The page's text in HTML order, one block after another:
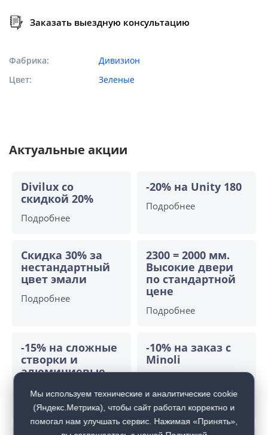
Заказать выездную консультацию
Фабрика
Дивизион
Цвет
Зеленые
Актуальные акции
Divilux со
скидкой 20%
Подробнее
-20% на Unity 180
Подробнее
Скидка 30% за
нестандартный
цвет эмали
Подробнее
2300 = 2000 мм.
Высокие двери
по стандартной
цене
Подробнее
-15% на сложные
створки и
алюминиевые
Подробнее
-10% на заказ с
Minoli
Мы используем технические и аналитические cookie
(Яндекс.Метрика), чтобы сайт работал корректно и
помогал нам улучшать сервис. Нажимая «Принять»,